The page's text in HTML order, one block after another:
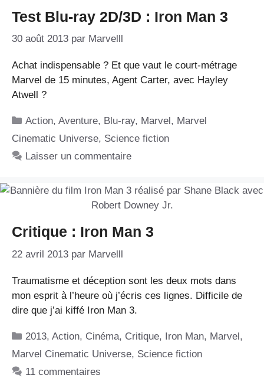
Test Blu-ray 2D/3D : Iron Man 3
30 août 2013 par Marvelll
Achat indispensable ? Et que vaut le court-métrage
Marvel de 15 minutes, Agent Carter, avec Hayley
Atwell ?
Catégories
Action,Aventure, Blu-ray, Marvel, Marvel
Cinematic Universe, Science fiction
Laisser un commentaire
Critique : Iron Man 3
22 avril 2013 par Marvelll
Traumatisme et déception sont les deux mots dans
mon esprit à l’heure où j’écris ces lignes. Difficile de
dire que j’ai kiffé Iron Man 3.
Catégories
2013,Action, Cinéma, Critique, Iron Man, Marvel,
Marvel Cinematic Universe, Science fiction
11 commentaires